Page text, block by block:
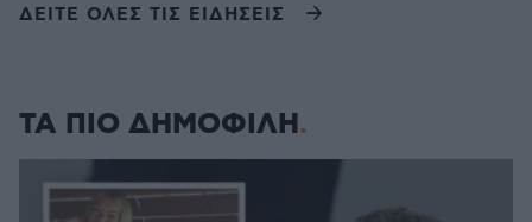
ΔΕΙΤΕ ΟΛΕΣ ΤΙΣ ΕΙΔΗΣΕΙΣ
ΤΑ ΠΙΟ ΔΗΜΟΦΙΛΗ